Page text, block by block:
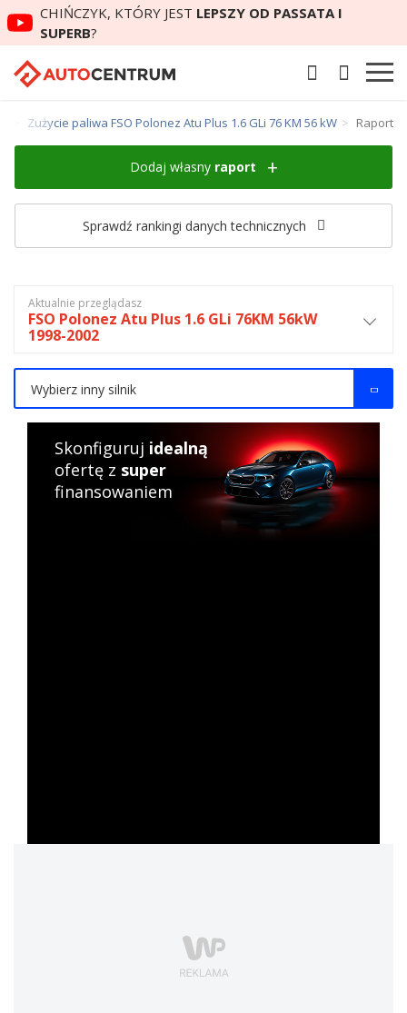
CHIŃCZYK, KTÓRY JEST LEPSZY OD PASSATA I
SUPERB?
Zużycie paliwa FSO Polonez Atu Plus 1.6 GLi 76 KM 56 kW Raport
Dodaj własny raport
Sprawdź rankingi danych technicznych
Aktualnie przeglądasz
FSO Polonez Atu Plus 1.6 GLi 76KM 56kW
1998-2002
Wybierz inny silnik
Skonfiguruj idealną
ofertę z super
finansowaniem